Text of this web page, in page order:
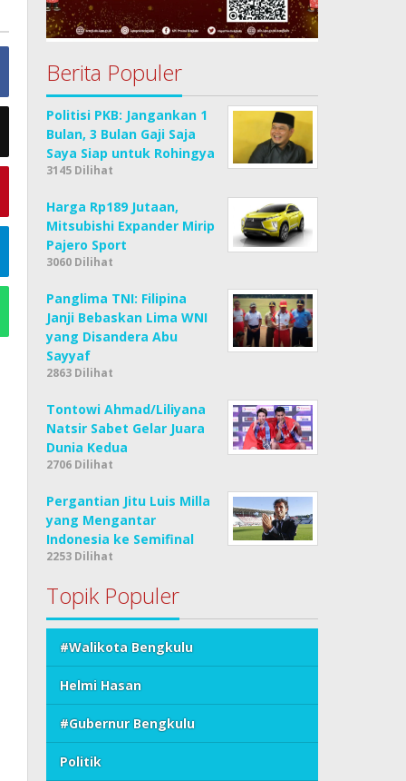
Berita Populer
Politisi PKB: Jangankan 1
Bulan, 3 Bulan Gaji Saja
Saya Siap untuk Rohingya
3145 Dilihat
Harga Rp189 Jutaan,
Mitsubishi Expander Mirip
Pajero Sport
3060 Dilihat
Panglima TNI: Filipina
Janji Bebaskan Lima WNI
yang Disandera Abu
Sayyaf
2863 Dilihat
Tontowi Ahmad/Liliyana
Natsir Sabet Gelar Juara
Dunia Kedua
2706 Dilihat
Pergantian Jitu Luis Milla
yang Mengantar
Indonesia ke Semifinal
2253 Dilihat
Topik Populer
#Walikota Bengkulu
Helmi Hasan
#Gubernur Bengkulu
Politik